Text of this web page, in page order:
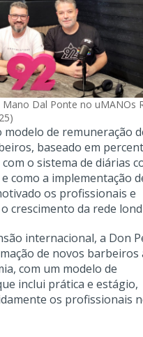
Dal Ponte no uMANOs
modelo de remuneração
baseado em
o sistema de diárias
como a implementação
os profissionais e
crescimento da rede
internacional, a Don
de novos barbeiros
com um modelo de
inclui prática e estágio,
os profissionais